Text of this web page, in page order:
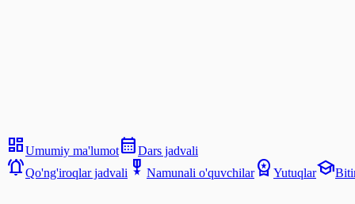
dashboardUmumiy ma'lumotcalendar_monthDars jadvali
notifications_activeQo'ng'iroqlar jadvali military_tech Namunali o'quvchilarworkspace_premium Yutuqlarschool